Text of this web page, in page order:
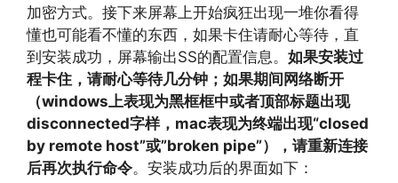
加密方式。接下来屏幕上开始疯狂出现一堆你看得
懂也可能看不懂的东西，如果卡住请耐心等待，直
到安装成功，屏幕输出SS的配置信息。 如果安装过
程卡住，请耐心等待几分钟；如果期间网络断开
（windows上表现为黑框框中或者顶部标题出现
disconnected字样，mac表现为终端出现“closed
by remote host”或”broken pipe”），请重新连接
后再次执行命令。安装成功后的界面如下：